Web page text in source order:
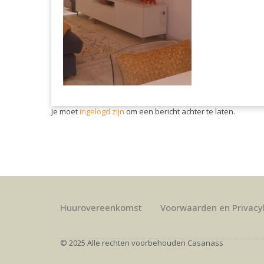
Je moetingelogd zijnom een bericht achter te laten.
Huurovereenkomst Voorwaarden en
© 2025 Alle rechten voorbehouden Casanass